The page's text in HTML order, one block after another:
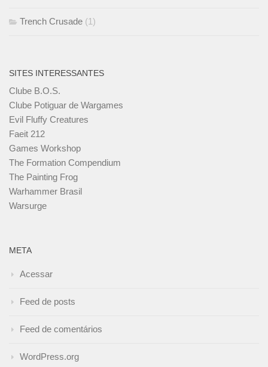
Trench Crusade (1)
SITES INTERESSANTES
Clube B.O.S.
Clube Potiguar de Wargames
Evil Fluffy Creatures
Faeit 212
Games Workshop
The Formation Compendium
The Painting Frog
Warhammer Brasil
Warsurge
META
Acessar
Feed de posts
Feed de comentários
WordPress.org